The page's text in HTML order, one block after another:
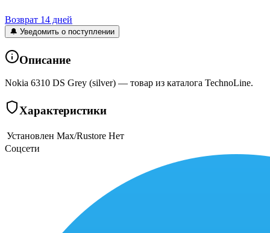
Возврат 14 дней
🔔 Уведомить о поступлении
Описание
Nokia 6310 DS Grey (silver) — товар из каталога TechnoLine.
Характеристики
Установлен Max/Rustore Нет
Соцсети